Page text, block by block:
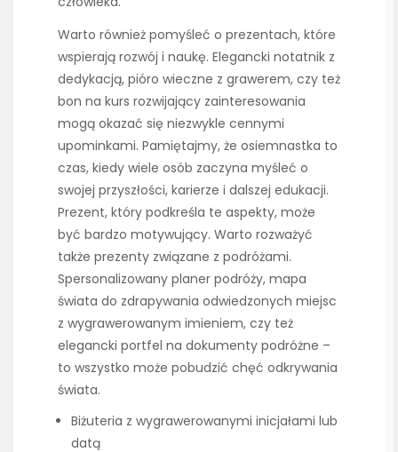
Warto również pomyśleć o prezentach, które
wspierają rozwój i naukę. Elegancki notatnik z
dedykacją, pióro wieczne z grawerem, czy też
bon na kurs rozwijający zainteresowania
mogą okazać się niezwykle cennymi
upominkami. Pamiętajmy, że osiemnastka to
czas, kiedy wiele osób zaczyna myśleć o
swojej przyszłości, karierze i dalszej edukacji.
Prezent, który podkreśla te aspekty, może
być bardzo motywujący. Warto rozważyć
także prezenty związane z podróżami.
Spersonalizowany planer podróży, mapa
świata do zdrapywania odwiedzonych miejsc
z wygrawerowanym imieniem, czy też
elegancki portfel na dokumenty podróżne –
to wszystko może pobudzić chęć odkrywania
świata.
Biżuteria z wygrawerowanymi inicjałami lub
datą